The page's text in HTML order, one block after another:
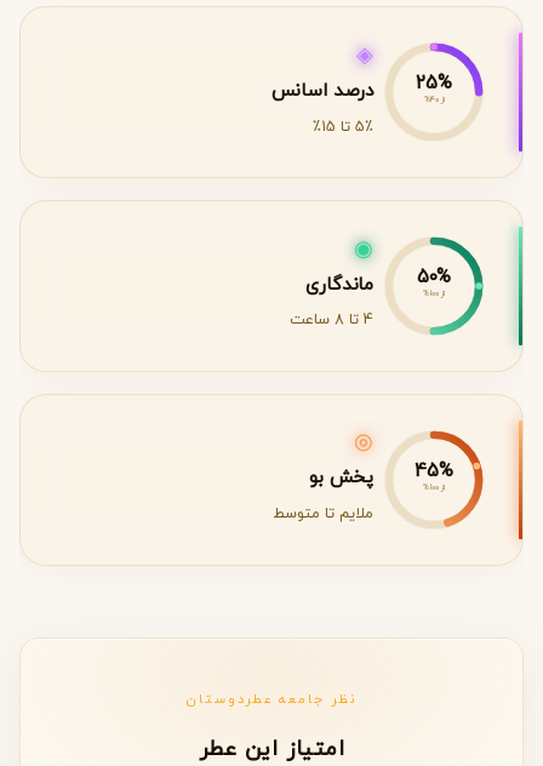
25%
از 40%
◈
درصد اسانس
5٪ تا 15٪
50%
از 100%
◉
ماندگاری
4 تا 8 ساعت
45%
از 100%
◎
پخش بو
ملایم تا متوسط
نظر جامعه عطردوستان
امتیاز این عطر